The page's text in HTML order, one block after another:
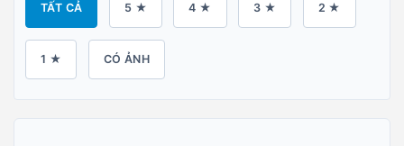
TẤT CẢ 5 ★ 4 ★ 3 ★ 2 ★
1 ★ CÓ ẢNH